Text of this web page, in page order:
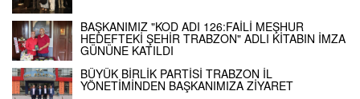
BAŞKANIMIZ "KOD ADI 126:FAİLİ MEŞHUR
HEDEFTEKİ ŞEHİR TRABZON" ADLI KİTABIN İMZA
GÜNÜNE KATILDI
BÜYÜK BİRLİK PARTİSİ TRABZON İL
YÖNETİMİNDEN BAŞKANIMIZA ZİYARET